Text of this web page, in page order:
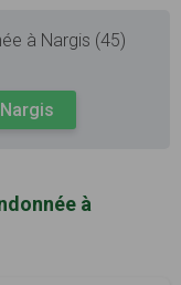
à Nargis (45)
à